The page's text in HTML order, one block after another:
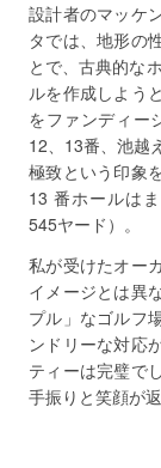
設計者のマッケ
タでは、地形の
とで、古典的な
ルを作成しよう
をファンディー
12、13番、池越
極致という印象
13 番ホールは
545ヤード）。
私が受けたオー
イメージとは異
プル」なゴルフ
ンドリーな対応
ティーは完璧で
手振りと笑顔が